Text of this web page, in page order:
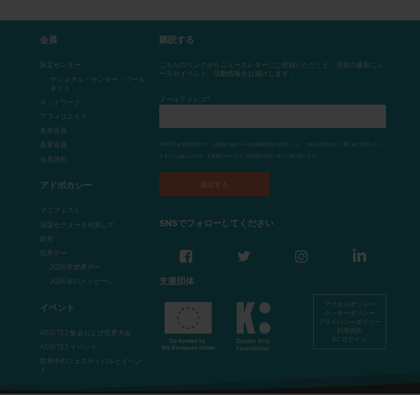
会員
国立センター
ナショナル・センター・ツール
キット
ネットワーク
アフィリエイト
名誉会長
名誉会員
会員規約
アドボカシー
マニフェスト
当該セクターを代表して
研究
世界デー
2026年世界デー
2026年のメッセージ
イベント
ASSITEJ 集会および世界大会
ASSITEJ イベント
世界中のフェスティバルとイベン
ト
購読する
こちらのリンクからニュースレターにご登録いただくと、当社の最新ニュ
ースやイベント、活動情報をお届けします：
メールアドレス*
ASSITEJ 非営利団体です。お客様の個人データを商業目的で使用したり、ご本人の同意なしに第三者に提供したり
することはありません。お客様のデータは、GDPRの規定に従って取り扱います。
SNSでフォローしてください
支援団体
アクセスポリシー
クッキーポリシー
プライバシーポリシー
利用規約
ECログイン